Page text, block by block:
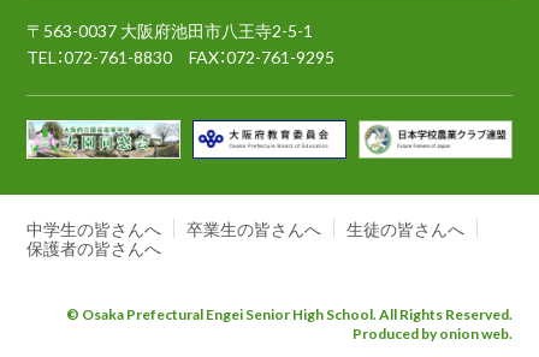
〒563-0037 大阪府池田市八王寺2-5-1
TEL：072-761-8830 FAX：072-761-9295
中学生の皆さんへ 卒業生の皆さんへ
生徒の皆さんへ
保護者の皆さんへ
© Osaka Prefectural Engei Senior High School. All Rights Reserved.
Produced by onion web.